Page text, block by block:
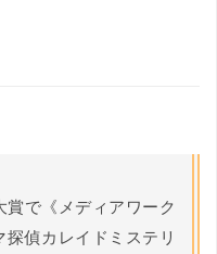
で《メディアワーク
偵カレイドミステリ